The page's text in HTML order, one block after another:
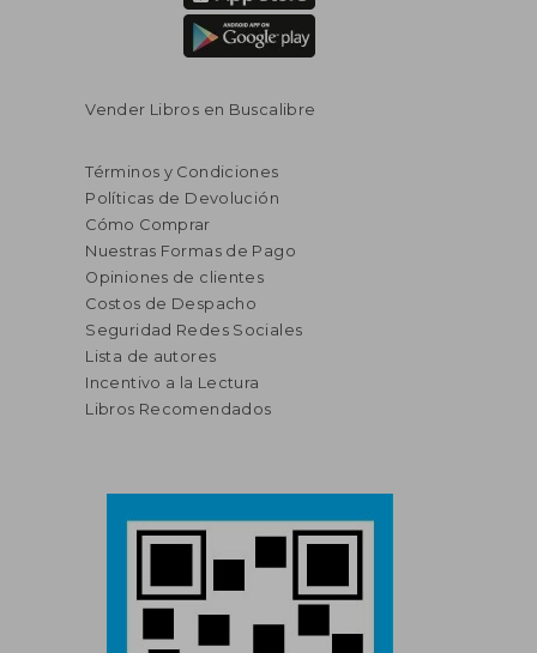
Vender Libros en Buscalibre
Términos y Condiciones
Políticas de Devolución
Cómo Comprar
Nuestras Formas de Pago
Opiniones de clientes
Costos de Despacho
Seguridad Redes Sociales
Lista de autores
Incentivo a la Lectura
Libros Recomendados